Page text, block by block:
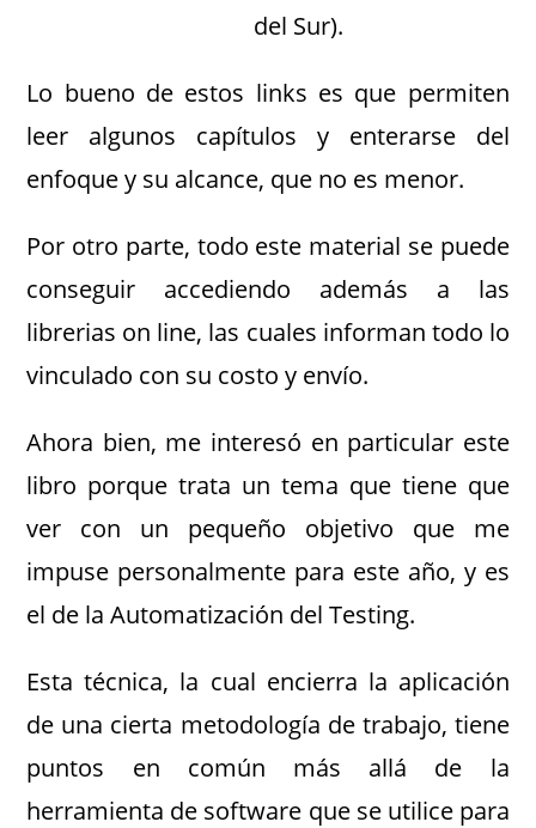
del Sur).
Lo bueno de estos links es que permiten
leer algunos capítulos y enterarse del
enfoque y su alcance, que no es menor.
Por otro parte, todo este material se puede
conseguir accediendo además a las
librerias on line, las cuales informan todo lo
vinculado con su costo y envío.
Ahora bien, me interesó en particular este
libro porque trata un tema que tiene que
ver con un pequeño objetivo que me
impuse personalmente para este año, y es
el de la Automatización del Testing.
Esta técnica, la cual encierra la aplicación
de una cierta metodología de trabajo, tiene
puntos en común más allá de la
herramienta de software que se utilice para